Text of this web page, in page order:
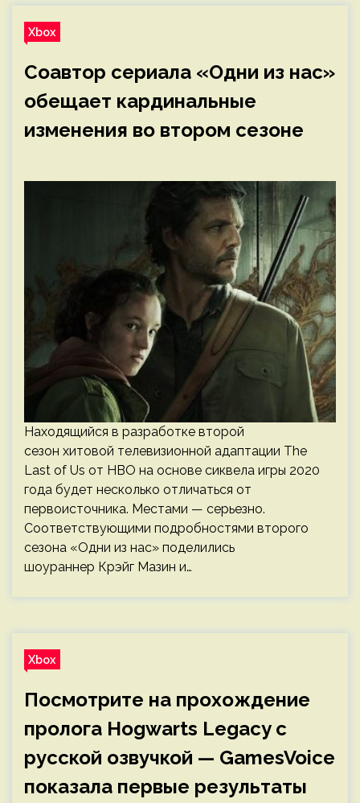
Xbox
Соавтор сериала «Одни из нас»
обещает кардинальные
изменения во втором сезоне
Находящийся в разработке второй
сезон хитовой телевизионной адаптации The
Last of Us от HBO на основе сиквела игры 2020
года будет несколько отличаться от
первоисточника. Местами — серьезно.
Соответствующими подробностями второго
сезона «Одни из нас» поделились
шоураннер Крэйг Мазин и…
Xbox
Посмотрите на прохождение
пролога Hogwarts Legacy с
русской озвучкой — GamesVoice
показала первые результаты